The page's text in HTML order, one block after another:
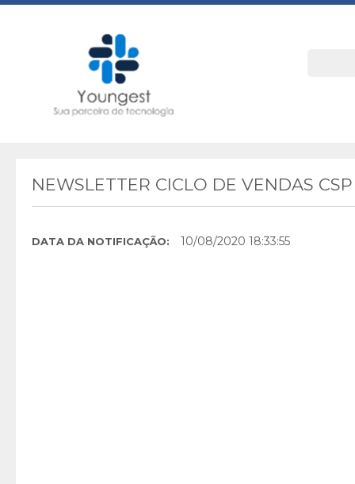
NEWSLETTER CICLO DE VENDAS
DATA DA NOTIFICAÇÃO: 10/08/2020 18:33:55